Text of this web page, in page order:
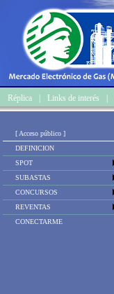
Réplica Links de interés
[ Acceso público ]
DEFINICION
SPOT
SUBASTAS
CONCURSOS
REVENTAS
CONECTARME